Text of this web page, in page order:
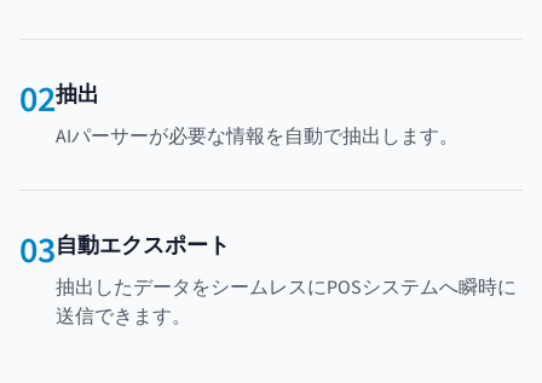
02抽出
AIパーサーが必要な情報を自動で抽出します。
03自動エクスポート
抽出したデータをシームレスにPOSシステムへ瞬時に
送信できます。